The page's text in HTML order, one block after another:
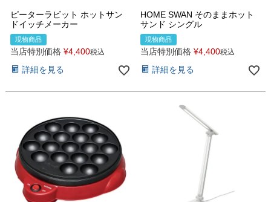
ピーターラビット ホットサン
ドイッチメーカー
現物商品
当店特別価格 ¥4,400税込
詳細を見る
HOME SWAN そのままホット
サンド シングル
現物商品
当店特別価格 ¥4,400税込
詳細を見る